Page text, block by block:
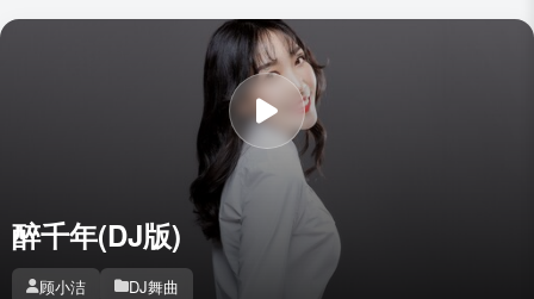
醉千年(DJ版)
顾小洁 DJ舞曲